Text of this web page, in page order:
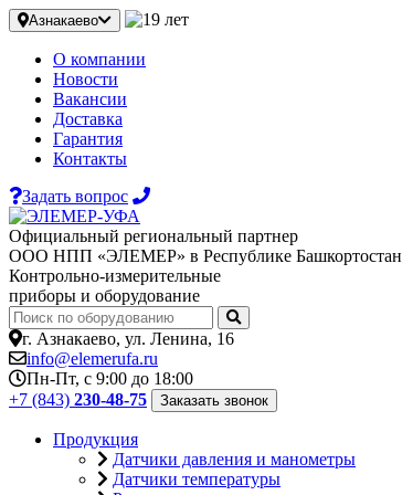
Азнакаево
О компании
Новости
Вакансии
Доставка
Гарантия
Контакты
Задать вопрос
Официальный региональный партнер
ООО НПП «ЭЛЕМЕР» в Республике Башкортостан
Контрольно-измерительные
приборы и оборудование
г. Азнакаево, ул. Ленина, 16
info@elemerufa.ru
Пн-Пт, с 9:00 до 18:00
+7 (843) 230-48-75 Заказать звонок
Продукция
Датчики давления и манометры
Датчики температуры